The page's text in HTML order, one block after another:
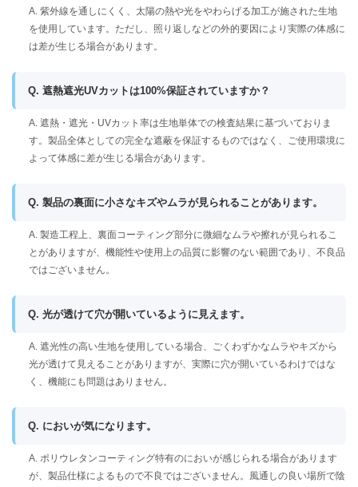
A. 紫外線を通しにくく、太陽の熱や光をやわらげる加工が施された生地
を使用しています。ただし、照り返しなどの外的要因により実際の体感に
は差が生じる場合があります。
Q. 遮熱遮光UVカットは100%保証されていますか？
A. 遮熱・遮光・UVカット率は生地単体での検査結果に基づいておりま
す。製品全体としての完全な遮蔽を保証するものではなく、ご使用環境に
よって体感に差が生じる場合があります。
Q. 製品の裏面に小さなキズやムラが見られることがあります。
A. 製造工程上、裏面コーティング部分に微細なムラや擦れが見られるこ
とがありますが、機能性や使用上の品質に影響のない範囲であり、不良品
ではございません。
Q. 光が透けて穴が開いているように見えます。
A. 遮光性の高い生地を使用している場合、ごくわずかなムラやキズから
光が透けて見えることがありますが、実際に穴が開いているわけではな
く、機能にも問題はありません。
Q. においが気になります。
A. ポリウレタンコーティング特有のにおいが感じられる場合があります
が、製品仕様によるもので不良ではございません。風通しの良い場所で陰